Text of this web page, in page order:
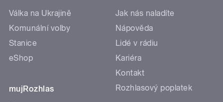
Válka na Ukrajině
Komunální volby
Stanice
eShop
mujRozhlas
Jak nás naladíte
Nápověda
Lidé v rádiu
Kariéra
Kontakt
Rozhlasový poplatek